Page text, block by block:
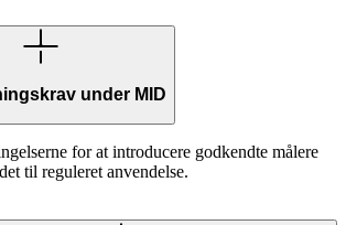
under MID
for at introducere godkendte målere
til reguleret anvendelse.